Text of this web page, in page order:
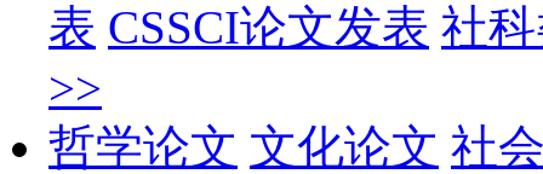
表 CSSCI论文发表 社
>>
哲学论文 文化论文 社